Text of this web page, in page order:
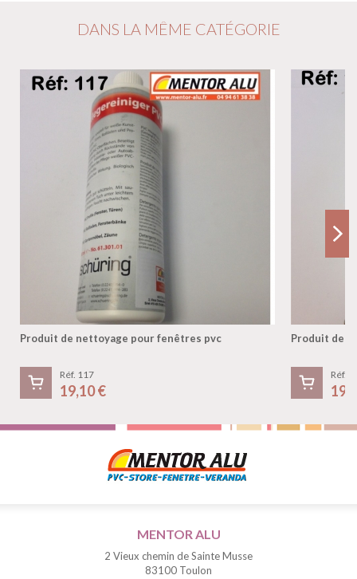
DANS LA MÊME CATÉGORIE
Produit de nettoyage pour fenêtres pvc
Réf. 117
19,10 €
Produit de
Réf.
MENTOR ALU
2 Vieux chemin de Sainte Musse
83100 Toulon